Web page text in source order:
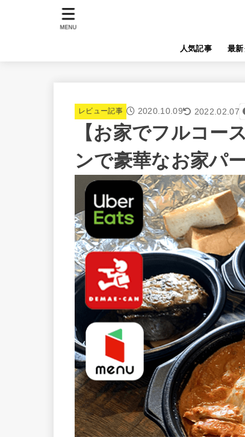
人気記事 最
MENU
レビュー記事 2020.10.09 2022.02.07
【お家でフルコー
ンで豪華なお家パ